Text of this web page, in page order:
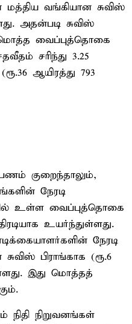
வங்கியான சுவிஸ்
அதன்படி சுவிஸ்
மொத்த வைப்புத்தொகை
சரிந்து 3.25
ஆயிரத்து 793
குறைந்தாலும்,
நேரடி
உள்ள வைப்புத்தொகை
உயர்ந்துள்ளது.
நேரடி
பிராங்காக (ரூ.6
இது மொத்தத்
நிதி நிறுவனங்கள்